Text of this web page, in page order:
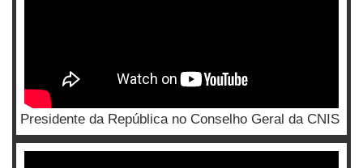
Presidente da República no Conselho Geral da CNIS